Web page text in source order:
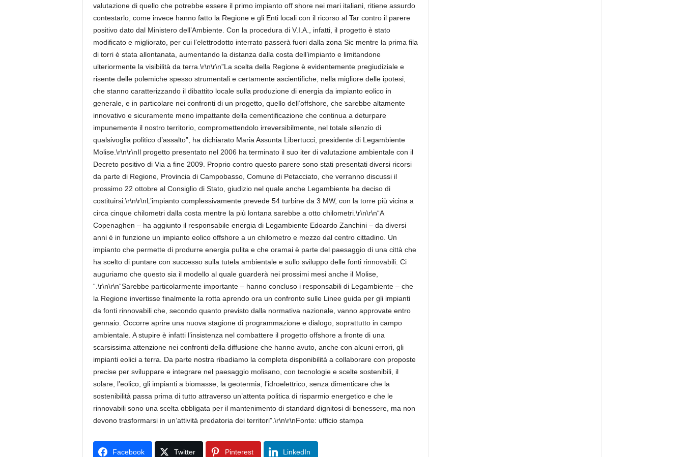
valutazione di quello che potrebbe essere il primo impianto off shore nei mari italiani, ritiene assurdo
contestarlo, come invece hanno fatto la Regione e gli Enti locali con il ricorso al Tar contro il parere
positivo dato dal Ministero dell’Ambiente. Con la procedura di V.I.A., infatti, il progetto è stato
modificato e migliorato, per cui l’elettrodotto interrato passerà fuori dalla zona Sic mentre la prima fila
di torri è stata allontanata, aumentando la distanza dalla costa dell’impianto e limitandone
ulteriormente la visibilità da terra.\r\n\r\n”La scelta della Regione è evidentemente pregiudiziale e
risente delle polemiche spesso strumentali e certamente ascientifiche, nella migliore delle ipotesi,
che stanno caratterizzando il dibattito locale sulla produzione di energia da impianto eolico in
generale, e in particolare nei confronti di un progetto, quello dell’offshore, che sarebbe altamente
innovativo e sicuramente meno impattante della cementificazione che continua a deturpare
impunemente il nostro territorio, compromettendolo irreversibilmente, nel totale silenzio di
qualsivoglia politico d’assalto”, ha dichiarato Maria Assunta Libertucci, presidente di Legambiente
Molise.\r\n\r\nIl progetto presentato nel 2006 ha terminato il suo iter di valutazione ambientale con il
Decreto positivo di Via a fine 2009. Proprio contro questo parere sono stati presentati diversi ricorsi
da parte di Regione, Provincia di Campobasso, Comune di Petacciato, che verranno discussi il
prossimo 22 ottobre al Consiglio di Stato, giudizio nel quale anche Legambiente ha deciso di
costituirsi.\r\n\r\nL’impianto complessivamente prevede 54 turbine da 3 MW, con la torre più vicina a
circa cinque chilometri dalla costa mentre la più lontana sarebbe a otto chilometri.\r\n\r\n“A
Copenaghen – ha aggiunto il responsabile energia di Legambiente Edoardo Zanchini – da diversi
anni è in funzione un impianto eolico offshore a un chilometro e mezzo dal centro cittadino. Un
impianto che permette di produrre energia pulita e che oramai è parte del paesaggio di una città che
ha scelto di puntare con successo sulla tutela ambientale e sullo sviluppo delle fonti rinnovabili. Ci
auguriamo che questo sia il modello al quale guarderà nei prossimi mesi anche il Molise,
“.\r\n\r\n“Sarebbe particolarmente importante – hanno concluso i responsabili di Legambiente – che
la Regione invertisse finalmente la rotta aprendo ora un confronto sulle Linee guida per gli impianti
da fonti rinnovabili che, secondo quanto previsto dalla normativa nazionale, vanno approvate entro
gennaio. Occorre aprire una nuova stagione di programmazione e dialogo, soprattutto in campo
ambientale. A stupire è infatti l’insistenza nel combattere il progetto offshore a fronte di una
scarsissima attenzione nei confronti della diffusione che hanno avuto, anche con alcuni errori, gli
impianti eolici a terra. Da parte nostra ribadiamo la completa disponibilità a collaborare con proposte
precise per sviluppare e integrare nel paesaggio molisano, con tecnologie e scelte sostenibili, il
solare, l’eolico, gli impianti a biomasse, la geotermia, l’idroelettrico, senza dimenticare che la
sostenibilità passa prima di tutto attraverso un’attenta politica di risparmio energetico e che le
rinnovabili sono una scelta obbligata per il mantenimento di standard dignitosi di benessere, ma non
devono trasformarsi in un’attività predatoria dei territori”.\r\n\r\nFonte: ufficio stampa
Facebook Twitter Pinterest LinkedIn